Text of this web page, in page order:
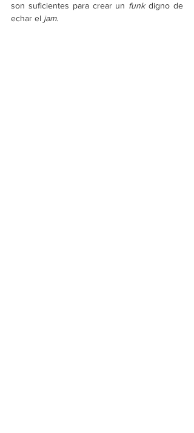
son suficientes para crear un funk digno de
echar el jam.